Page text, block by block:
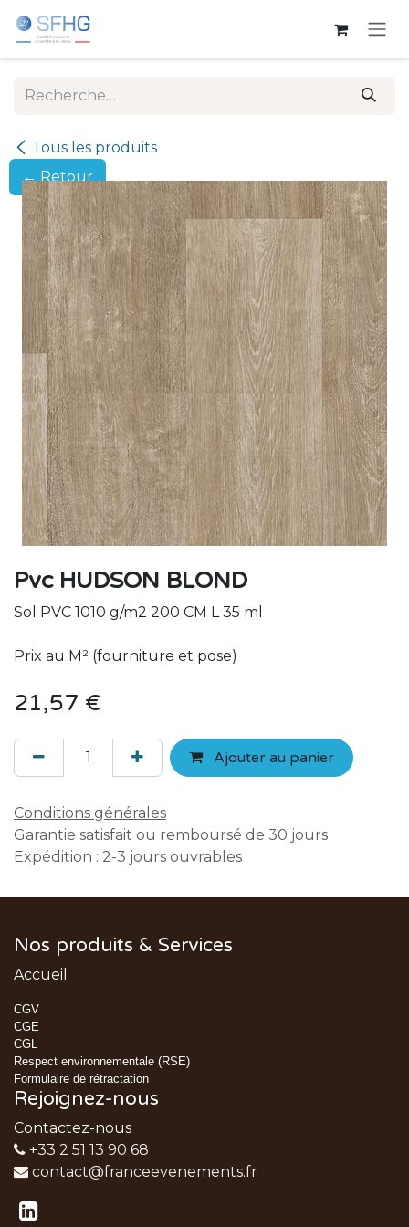
← Retour
Tous les produits
Pvc HUDSON BLOND
Sol PVC 1010 g/m2 200 CM L 35 ml
Prix au M² (fourniture et pose)
21,57 €
Ajouter au panier
Conditions générales
Garantie satisfait ou remboursé de 30 jours
Expédition : 2-3 jours ouvrables
Nos produits & Services
Accueil
CGV
CGE
CGL
Respect environnementale (RSE)
Formulaire de rétractation
Rejoignez-nous
Contactez-nous
+33 2 51 13 90 68
contact@franceevenements.fr